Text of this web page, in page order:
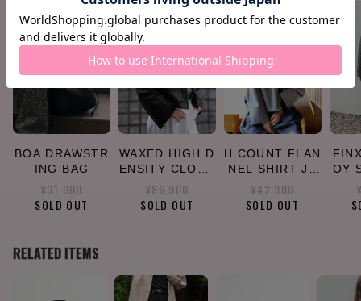
BOA DRAWSTR
ING BAG
¥31,900
SOLD OUT
WAXED HIGH D
ENSITY CLOTH
SHORT JACKE
T
¥86,900
SOLD OUT
H.COUNT FLAN
NEL SHIRT JA
CKET
¥42,900
SOLD OUT
OY